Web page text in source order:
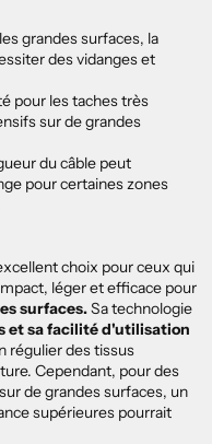
grandes surfaces, la
des vidanges et
pour les taches très
sur de grandes
du câble peut
pour certaines zones
choix pour ceux qui
léger et efficace pour
surfaces.Sa technologie
et sa facilité d'utilisation
régulier des tissus
Cependant, pour des
de grandes surfaces, un
supérieures pourrait